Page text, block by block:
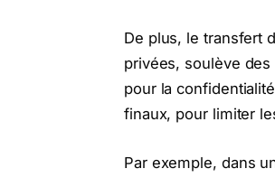
De plus, le transfert
privées, soulève
pour la
finaux, pour limiter
Par exemple, dans